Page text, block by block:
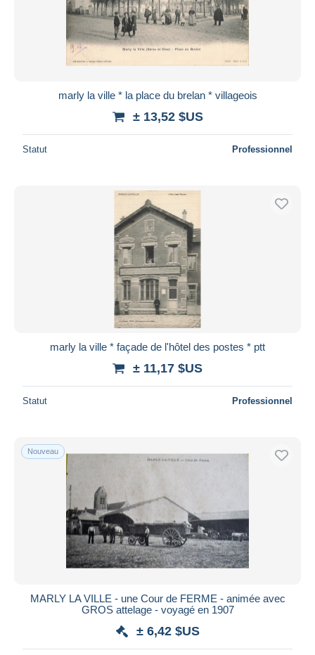
marly la ville * la place du brelan * villageois
± 13,52 $US
Statut Professionnel
marly la ville * façade de l'hôtel des postes * ptt
± 11,17 $US
Statut Professionnel
Nouveau
MARLY LA VILLE - une Cour de FERME - animée avec
GROS attelage - voyagé en 1907
± 6,42 $US